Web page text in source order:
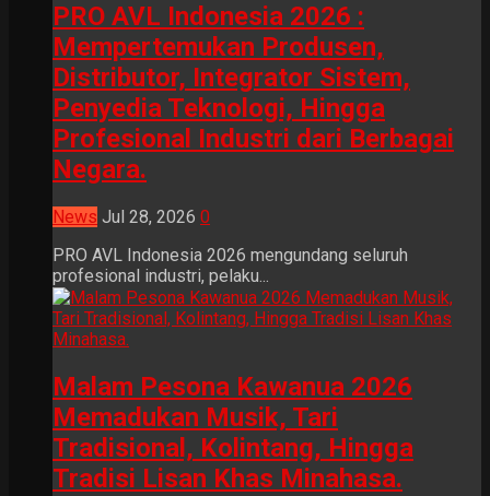
PRO AVL Indonesia 2026 :
Mempertemukan Produsen,
Distributor, Integrator Sistem,
Penyedia Teknologi, Hingga
Profesional Industri dari Berbagai
Negara.
News Jul 28, 2026 0
PRO AVL Indonesia 2026 mengundang seluruh
profesional industri, pelaku...
Malam Pesona Kawanua 2026
Memadukan Musik, Tari
Tradisional, Kolintang, Hingga
Tradisi Lisan Khas Minahasa.